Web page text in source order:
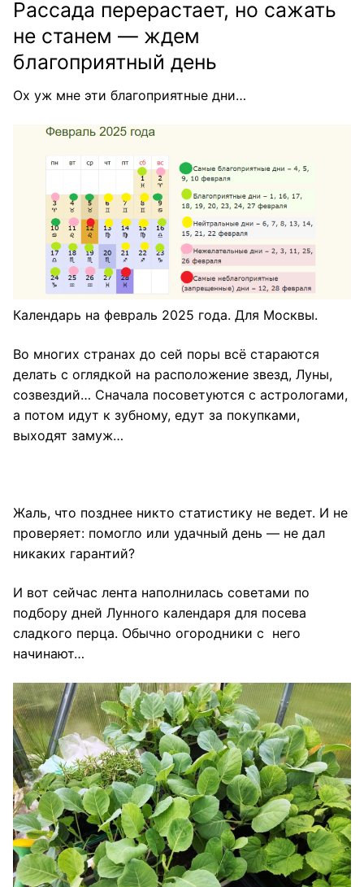
Рассада перерастает, но сажать
не станем — ждем
благоприятный день
Ох уж мне эти благоприятные дни…
Календарь на февраль 2025 года. Для Москвы.
Во многих странах до сей поры всё стараются
делать с оглядкой на расположение звезд, Луны,
созвездий… Сначала посоветуются с астрологами,
а потом идут к зубному, едут за покупками,
выходят замуж…
Жаль, что позднее никто статистику не ведет. И не
проверяет: помогло или удачный день — не дал
никаких гарантий?
И вот сейчас лента наполнилась советами по
подбору дней Лунного календаря для посева
сладкого перца. Обычно огородники с него
начинают…